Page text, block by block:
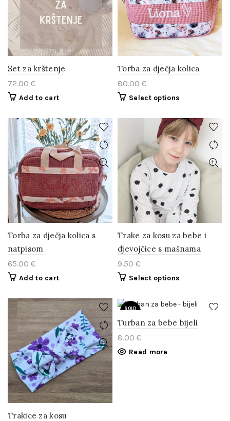
Set za krštenje
72.00 €
Add to cart
Torba za dječja kolica
80.00 €
Select options
Torba za dječja kolica s
natpisom
65.00 €
Add to cart
Trake za kosu za bebe i
djevojčice s mašnama
9.50 €
Select options
Trakice za kosu
SOLD
Turban za bebe bijeli
8.00 €
Read more